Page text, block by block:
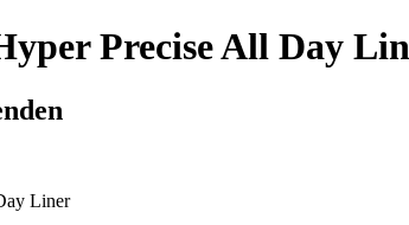
Precise All Day
Liner